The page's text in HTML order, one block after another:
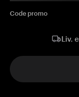
Code promo
Liv.